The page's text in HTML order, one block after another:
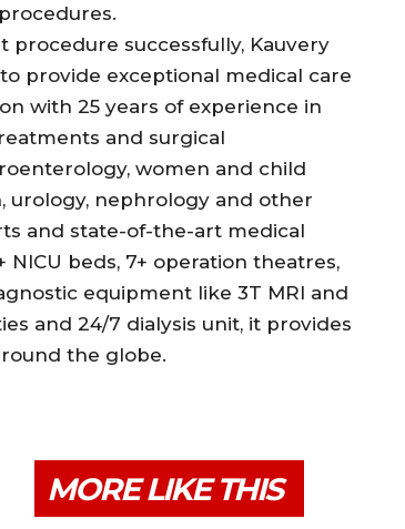
successfully, Kauvery
provide exceptional medical care
with 25 years of experience in
and surgical
women and child
urology, nephrology and other
and state-of-the-art medical
beds, 7+ operation theatres,
equipment like 3T MRI and
and 24/7 dialysis unit, it provides
the globe.
MORE LIKE THIS